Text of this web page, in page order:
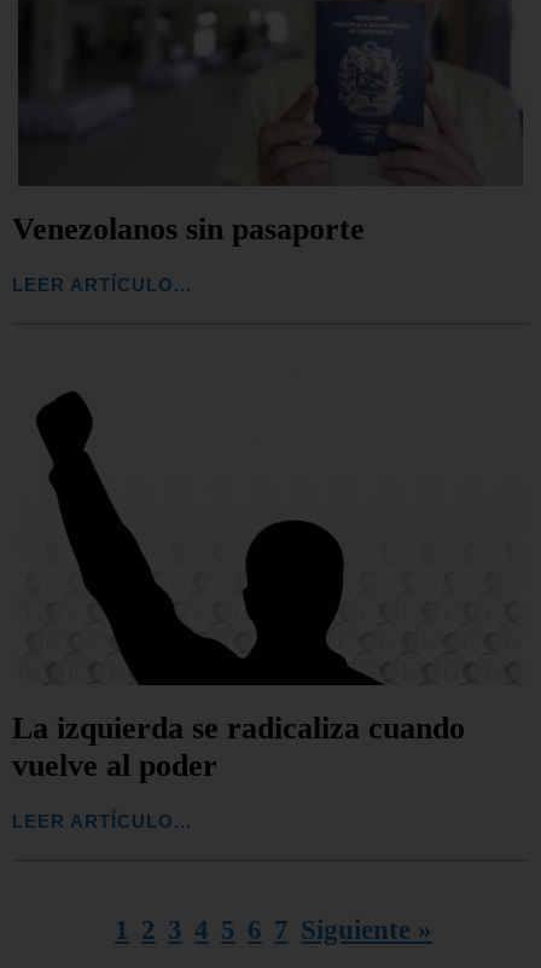
Venezolanos sin pasaporte
LEER ARTÍCULO...
La izquierda se radicaliza cuando
vuelve al poder
LEER ARTÍCULO...
1 2 3 4 5 6 7 Siguiente »